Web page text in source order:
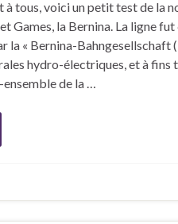
à tous, voici un petit test de la
Games, la Bernina. La ligne
la « Bernina-Bahngesellschaft
hydro-électriques, et à fins
ensemble de la …